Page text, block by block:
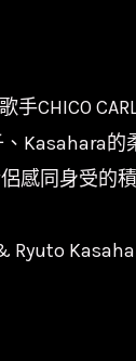
手CHICO
Kasahara的
感同身受的
Ryuto